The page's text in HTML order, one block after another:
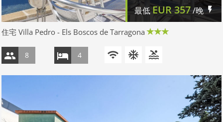
最低EUR357/晚
住宅 Villa Pedro - Els Boscos de Tarragona
8 4